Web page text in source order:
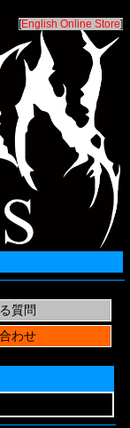
[English Online Store]